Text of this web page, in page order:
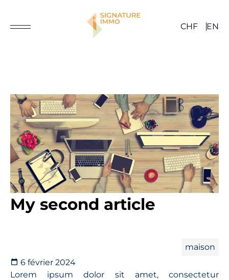
CHF EN
My second article
maison
6 février 2024
Lorem ipsum dolor sit amet, consectetur